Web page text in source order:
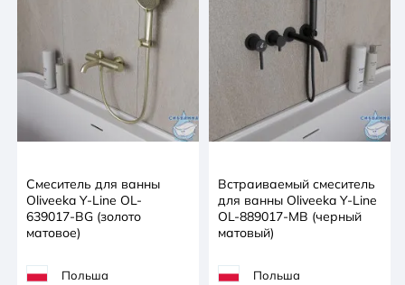
Смеситель для ванны
Oliveeka Y-Line OL-
639017-BG (золото
матовое)
Польша
Встраиваемый смеситель
для ванны Oliveeka Y-Line
OL-889017-MB (черный
матовый)
Польша